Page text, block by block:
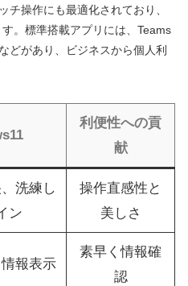
チ操作にも最適化されており、
。標準搭載アプリには、Teams
どがあり、ビジネスから個人利
利便性への貢
献
洗練し
ン
操作直感性と
美しさ
報表示
素早く情報確
認